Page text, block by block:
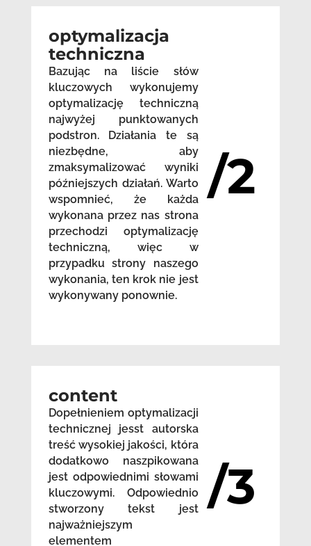
optymalizacja
techniczna
Bazując na liście słów
kluczowych wykonujemy
optymalizację techniczną
najwyżej punktowanych
podstron. Działania te są
niezbędne, aby
zmaksymalizować wyniki
późniejszych działań. Warto
wspomnieć, że każda
wykonana przez nas strona
przechodzi optymalizację
techniczną, więc w
przypadku strony naszego
wykonania, ten krok nie jest
wykonywany ponownie.
/2
content
Dopełnieniem optymalizacji
technicznej jesst autorska
treść wysokiej jakości, która
dodatkowo naszpikowana
jest odpowiednimi słowami
kluczowymi. Odpowiednio
stworzony tekst jest
najważniejszym
elementem
/3